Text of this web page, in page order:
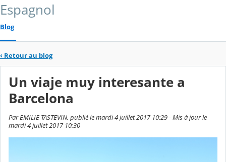
Espagnol
Blog
‹ Retour au blog
Un viaje muy interesante a
Barcelona
Par EMILIE TASTEVIN, publié le mardi 4 juillet 2017 10:29 - Mis à jour le
mardi 4 juillet 2017 10:30